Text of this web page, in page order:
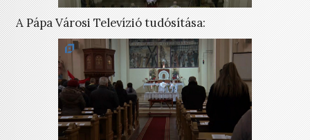
A Pápa Városi Televízió tudósítása: